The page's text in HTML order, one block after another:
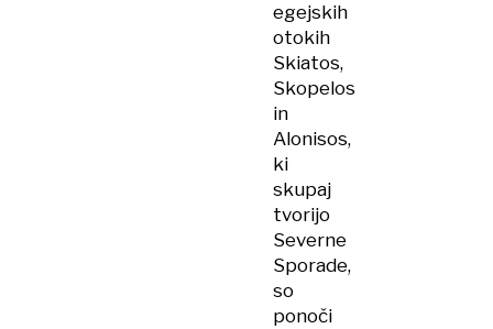
egejskih
otokih
Skiatos,
Skopelos
in
Alonisos,
ki
skupaj
tvorijo
Severne
Sporade,
so
ponoči